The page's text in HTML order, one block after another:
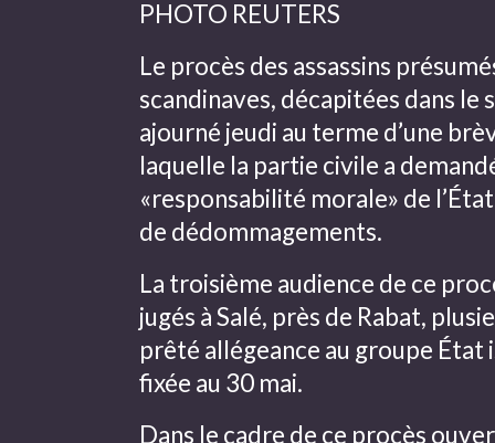
PHOTO REUTERS
Le procès des assassins
scandinaves, décapitées dans le
ajourné jeudi au terme d’une
laquelle la partie civile a
«responsabilité morale» de
de dédommagements.
La troisième audience de ce
jugés à Salé, près de Rabat,
prêté allégeance au groupe État
fixée au 30 mai.
Dans le cadre de ce procès